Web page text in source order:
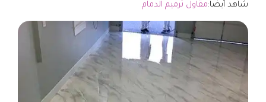
شاهد أيضا:مقاول ترميم الدمام